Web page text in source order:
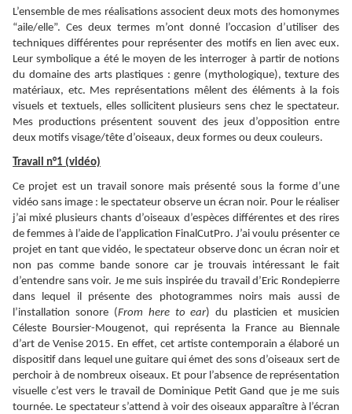
L’ensemble de mes réalisations associent deux mots des homonymes
“aile/elle”. Ces deux termes m’ont donné l’occasion d’utiliser des
techniques différentes pour représenter des motifs en lien avec eux.
Leur symbolique a été le moyen de les interroger à partir de notions
du domaine des arts plastiques : genre (mythologique), texture des
matériaux, etc. Mes représentations mêlent des éléments à la fois
visuels et textuels, elles sollicitent plusieurs sens chez le spectateur.
Mes productions présentent souvent des jeux d’opposition entre
deux motifs visage/tête d’oiseaux, deux formes ou deux couleurs.
Travail n°1 (vidéo)
Ce projet est un travail sonore mais présenté sous la forme d’une
vidéo sans image : le spectateur observe un écran noir. Pour le réaliser
j’ai mixé plusieurs chants d’oiseaux d’espèces différentes et des rires
de femmes à l’aide de l’application FinalCutPro. J’ai voulu présenter ce
projet en tant que vidéo, le spectateur observe donc un écran noir et
non pas comme bande sonore car je trouvais intéressant le fait
d’entendre sans voir. Je me suis inspirée du travail d’Eric Rondepierre
dans lequel il présente des photogrammes noirs mais aussi de
l’installation sonore (From here to ear) du plasticien et musicien
Céleste Boursier-Mougenot, qui représenta la France au Biennale
d’art de Venise 2015. En effet, cet artiste contemporain a élaboré un
dispositif dans lequel une guitare qui émet des sons d’oiseaux sert de
perchoir à de nombreux oiseaux. Et pour l’absence de représentation
visuelle c’est vers le travail de Dominique Petit Gand que je me suis
tournée. Le spectateur s’attend à voir des oiseaux apparaître à l’écran